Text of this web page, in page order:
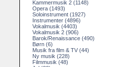
Kammermusik 2 (1148)
Opera (1493)
Soloinstrument (1927)
Instrumenter (4896)
Vokalmusik (4403)
Vokalmusik 2 (906)
Barok/Renaissance (490)
Børn (6)
Musik fra film & TV (44)
Ny musik (228)
Filmmusik (48)